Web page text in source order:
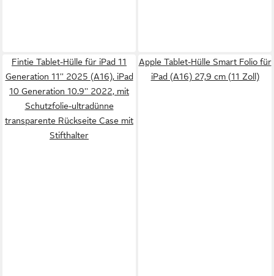
Fintie Tablet-Hülle für iPad 11
Generation 11'' 2025 (A16), iPad
10 Generation 10.9'' 2022, mit
Schutzfolie-ultradünne
transparente Rückseite Case mit
Stifthalter
Apple Tablet-Hülle Smart Folio für
iPad (A16) 27,9 cm (11 Zoll)